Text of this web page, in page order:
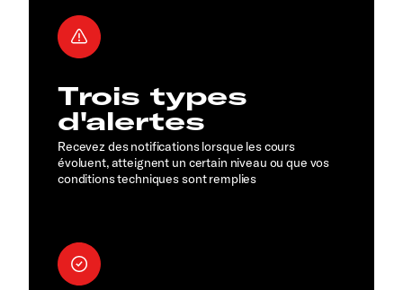
Trois types
d'alertes
Recevez des notifications lorsque les cours
évoluent, atteignent un certain niveau ou que vos
conditions techniques sont remplies